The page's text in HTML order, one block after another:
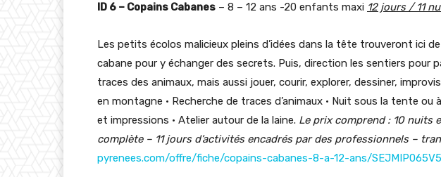
ID 6 – Copains Cabanes – 8 – 12 ans -20 enfants maxi 12 jours / 11
Les petits écolos malicieux pleins d’idées dans la tête trouveront ici
cabane pour y échanger des secrets. Puis, direction les sentiers pour
traces des animaux, mais aussi jouer, courir, explorer, dessiner,
en montagne • Recherche de traces d’animaux • Nuit sous la tente
et impressions • Atelier autour de la laine. Le prix comprend : 10 nuits
complète – 11 jours d’activités encadrés par des professionnels –
pyrenees.com/offre/fiche/copains-cabanes-8-a-12-ans/